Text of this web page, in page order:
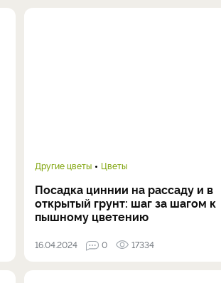
Другие цветы Цветы
Посадка циннии на рассаду и в
открытый грунт: шаг за шагом к
пышному цветению
16.04.2024 0 17334